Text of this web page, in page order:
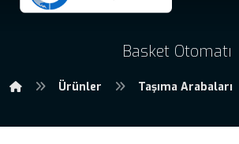
Basket Otomatı
Ürünler Taşıma Arabaları